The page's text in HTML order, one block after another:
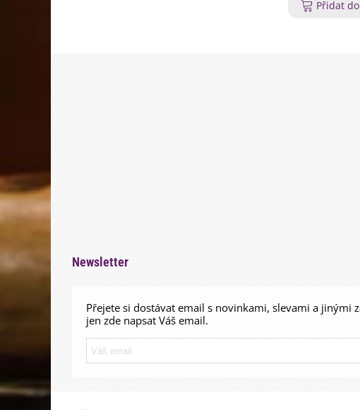
Přidat
Newsletter
Přejete si dostávat email s novinkami, slevami a jinými
jen zde napsat Váš email.